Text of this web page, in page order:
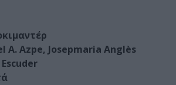
A. Azpe, Josepmaria Anglès